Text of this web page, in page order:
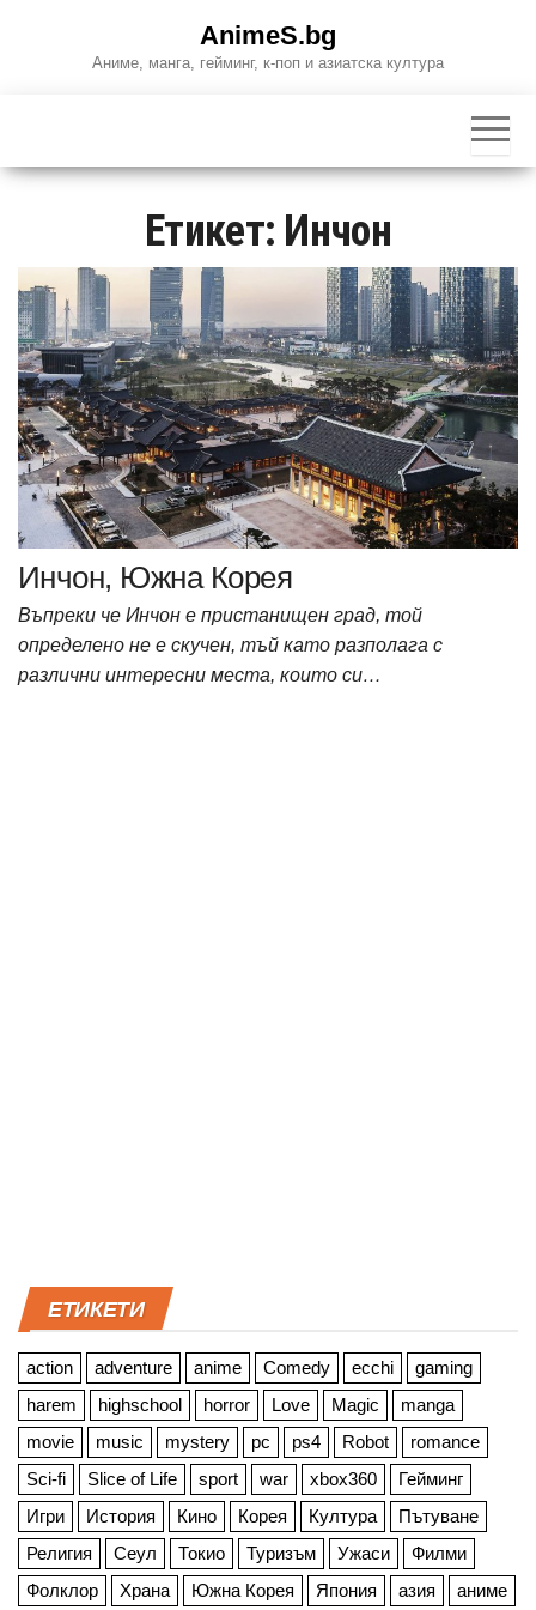
AnimeS.bg
Аниме, манга, гейминг, к-поп и азиатска култура
Етикет: Инчон
Инчон, Южна Корея
Въпреки че Инчон е пристанищен град, той
определено не е скучен, тъй като разполага с
различни интересни места, които си…
ЕТИКЕТИ
action adventure anime Comedy ecchi
gaming
harem
highschool horror Love Magic
manga
movie
music mystery pc ps4 Robot
romance
Sci-fi
Slice of Life sport war xbox360
Гейминг
Игри
История Кино Корея Култура
Пътуване
Религия
Сеул Токио Туризъм Ужаси
Филми
Фолклор
Храна Южна Корея Япония азия аниме